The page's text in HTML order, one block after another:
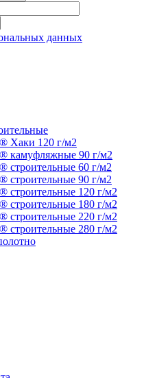
данных
120 г/м2
90 г/м2
60 г/м2
90 г/м2
120 г/м2
180 г/м2
220 г/м2
280 г/м2